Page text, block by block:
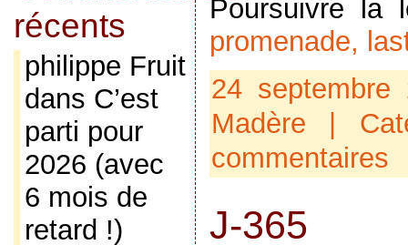
récents
philippe Fruit
dans C’est
parti pour
2026 (avec
6 mois de
retard !)
Poursuivre
promenade,
24
Madère |
commentaires
J-365